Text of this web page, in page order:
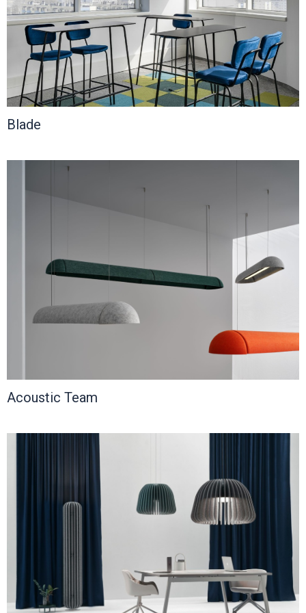
Функциональные ткани
Шторы: решения для дома
Шторы: решения для офисов и публичных помещений
Blade
Acoustic Team